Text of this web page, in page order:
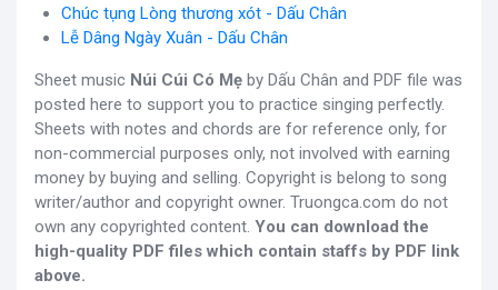
Chúc tụng Lòng thương xót - Dấu Chân
Lễ Dâng Ngày Xuân - Dấu Chân
Sheet music Núi Cúi Có Mẹ by Dấu Chân and PDF file was
posted here to support you to practice singing perfectly.
Sheets with notes and chords are for reference only, for
non-commercial purposes only, not involved with earning
money by buying and selling. Copyright is belong to song
writer/author and copyright owner. Truongca.com do not
own any copyrighted content. You can download the
high-quality PDF files which contain staffs by PDF link
above.